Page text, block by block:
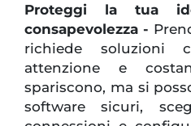
Proteggi la tua
consapevolezza -
richiede soluzioni
attenzione e
spariscono, ma si
software sicuri,